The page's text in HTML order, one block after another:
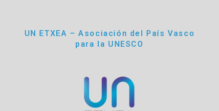
UN ETXEA – Asociación del País Vasco
para la UNESCO